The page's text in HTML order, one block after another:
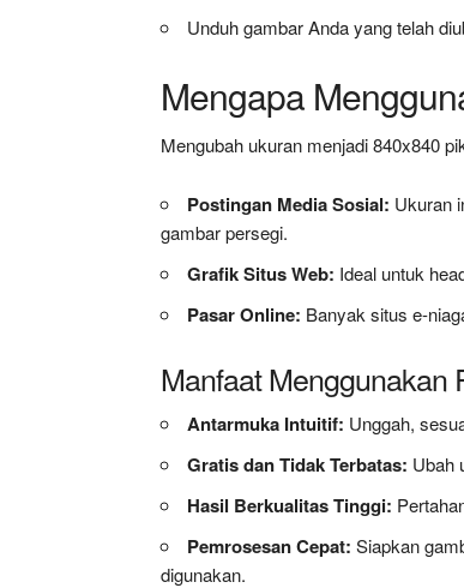
Unduh gambar Anda yang telah
Mengapa
Mengubah ukuran menjadi 840x840
Postingan Media Sosial: Ukuran
gambar persegi.
Grafik Situs Web: Ideal untuk
Pasar Online: Banyak situs e-
Manfaat Menggunakan
Antarmuka Intuitif: Unggah,
Gratis dan Tidak Terbatas: Ubah
Hasil Berkualitas Tinggi:
Pemrosesan Cepat:Siapkan
digunakan.